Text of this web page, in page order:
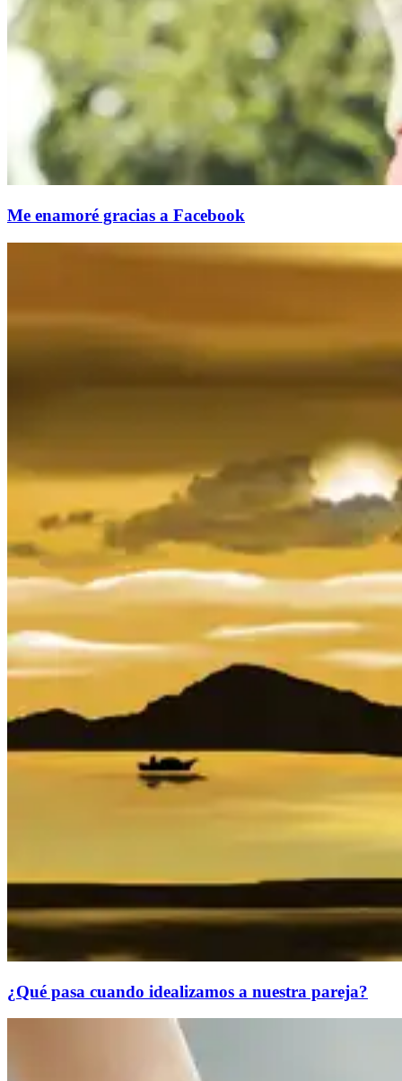
Me enamoré gracias a Facebook
¿Qué pasa cuando idealizamos a nuestra pareja?